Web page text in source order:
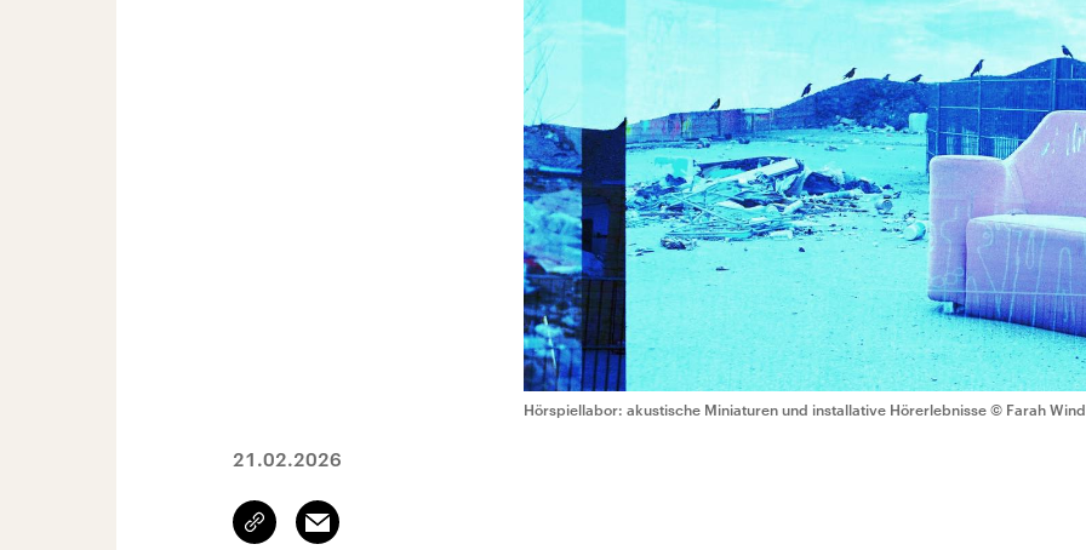
Hörspiellabor: akustische Miniaturen und installative Hörerlebnisse © Farah Wind
21.02.2026
Link
kopieren/teilen
Email